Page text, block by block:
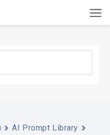
AI Prompt Library